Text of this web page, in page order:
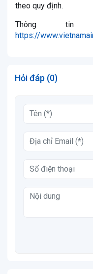
theo quy định.
Thông tin
https://
Hỏi đáp (0)